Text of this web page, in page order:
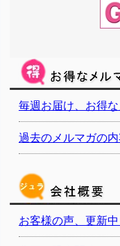
毎週お届け、お得
過去のメルマガの
お客様の声、更新中